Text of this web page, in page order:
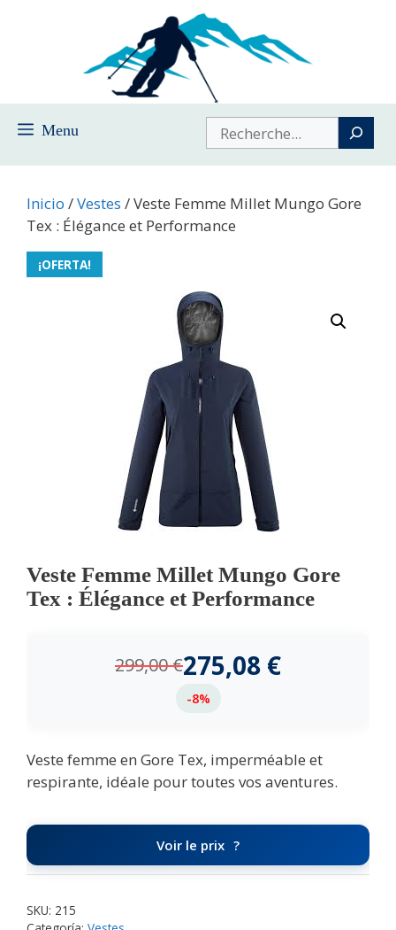
Menu Buscar
Inicio /Vestes / Veste Femme Millet Mungo Gore
Tex : Élégance et Performance
¡OFERTA!
Veste Femme Millet Mungo Gore
Tex : Élégance et Performance
299,00€275,08 €
-8%
Veste femme en Gore Tex, imperméable et
respirante, idéale pour toutes vos aventures.
Voir le prix
SKU: 215